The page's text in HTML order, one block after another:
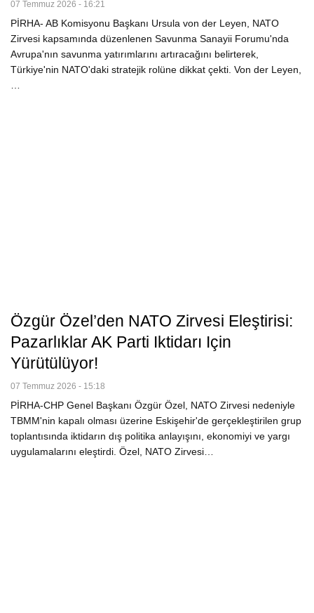
07 Temmuz 2026 - 16:21
PİRHA- AB Komisyonu Başkanı Ursula von der Leyen, NATO
Zirvesi kapsamında düzenlenen Savunma Sanayii Forumu'nda
Avrupa'nın savunma yatırımlarını artıracağını belirterek,
Türkiye'nin NATO'daki stratejik rolüne dikkat çekti. Von der Leyen,
Özgür Özel’den NATO Zirvesi Eleştirisi:
Pazarlıklar AK Parti Iktidarı Için
Yürütülüyor!
07 Temmuz 2026 - 15:18
PİRHA-CHP Genel Başkanı Özgür Özel, NATO Zirvesi nedeniyle
TBMM'nin kapalı olması üzerine Eskişehir'de gerçekleştirilen grup
toplantısında iktidarın dış politika anlayışını, ekonomiyi ve yargı
uygulamalarını eleştirdi. Özel, NATO Zirvesi…